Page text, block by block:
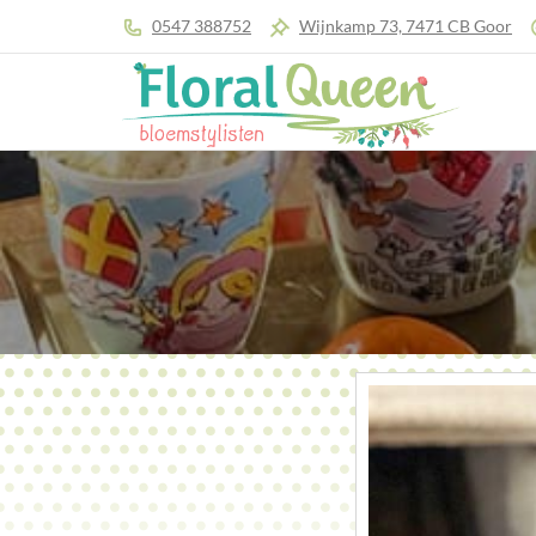
0547 388752 Wijnkamp 73, 7471 CB Goor